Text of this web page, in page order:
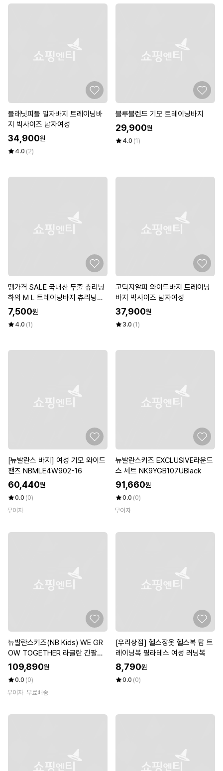
플래닛피플 일자바지 트레이닝바
지 빅사이즈 남자여성
34,900원
4.0 (2)
블루블렌드 기모 트레이닝바지
29,900원
4.0 (1)
땡가격 SALE 국내산 두줄 츄리닝
하의 M L 트레이닝바지 츄리닝바
지 츄리닝팬츠 밴드팬츠 조거팬츠
7,500원
4.0 (1)
고딕지알피 와이드바지 트레이닝
바지 빅사이즈 남자여성
37,900원
3.0 (1)
[뉴발란스 바지] 여성 기모 와이드
팬츠 NBMLE4W902-16
60,440원
0.0 (0)
무이자
뉴발란스키즈 EXCLUSIVE라운드
스 세트 NK9YGB107UBlack
91,660원
0.0 (0)
무이자
뉴발란스키즈(NB Kids) WE GR
OW TOGETHER 라글란 긴팔티
+ 미니쭈리 NK9YG2204U(19)Bl
109,890원
0.0 (0)
무이자 무료배송
[우리상점] 헬스장옷 헬스복 탑 트
레이닝복 필라테스 여성 러닝복
8,790원
0.0 (0)